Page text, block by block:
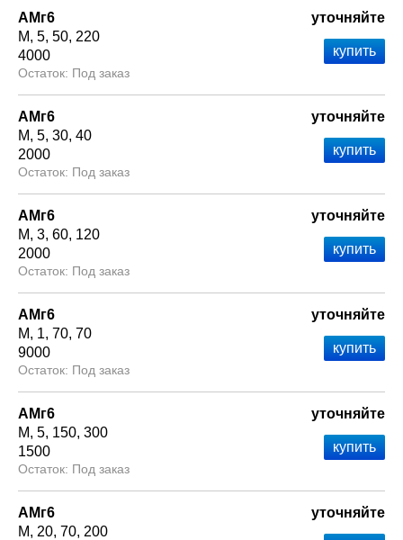
АМг6
М 5 50 220
4000
Под заказ
уточняйте
АМг6
М 5 30 40
2000
Под заказ
уточняйте
АМг6
М 3 60 120
2000
Под заказ
уточняйте
АМг6
М
1 70 70
9000
Под заказ
уточняйте
АМг6
М 5 150 300
1500
Под заказ
уточняйте
АМг6
М
20 70 200
уточняйте